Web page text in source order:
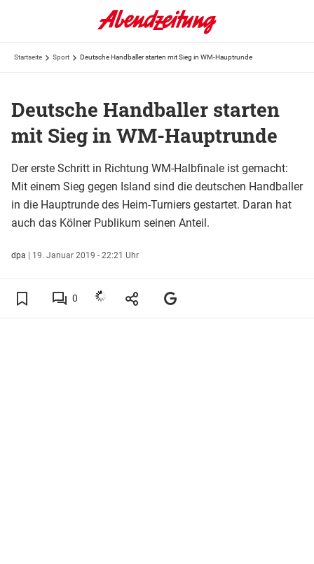
Startseite Sport Deutsche Handballer starten mit Sieg in WM-Hauptrunde
Deutsche Handballer starten
mit Sieg in WM-Hauptrunde
Der erste Schritt in Richtung WM-Halbfinale ist gemacht:
Mit einem Sieg gegen Island sind die deutschen Handballer
in die Hauptrunde des Heim-Turniers gestartet. Daran hat
auch das Kölner Publikum seinen Anteil.
dpa | 19. Januar 2019 - 22:21 Uhr
0